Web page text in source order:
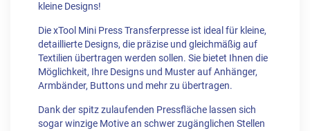
kleine Designs!
Die xTool Mini Press Transferpresse ist ideal für kleine,
detaillierte Designs, die präzise und gleichmäßig auf
Textilien übertragen werden sollen. Sie bietet Ihnen die
Möglichkeit, Ihre Designs und Muster auf Anhänger,
Armbänder, Buttons und mehr zu übertragen.
Dank der spitz zulaufenden Pressfläche lassen sich
sogar winzige Motive an schwer zugänglichen Stellen